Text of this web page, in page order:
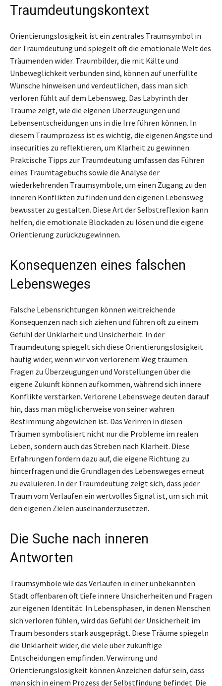
Traumdeutungskontext
Orientierungslosigkeit ist ein zentrales Traumsymbol in
der Traumdeutung und spiegelt oft die emotionale Welt des
Träumenden wider. Traumbilder, die mit Kälte und
Unbeweglichkeit verbunden sind, können auf unerfüllte
Wünsche hinweisen und verdeutlichen, dass man sich
verloren fühlt auf dem Lebensweg. Das Labyrinth der
Träume zeigt, wie die eigenen Überzeugungen und
Lebensentscheidungen uns in die Irre führen können. In
diesem Traumprozess ist es wichtig, die eigenen Ängste und
insecurities zu reflektieren, um Klarheit zu gewinnen.
Praktische Tipps zur Traumdeutung umfassen das Führen
eines Traumtagebuchs sowie die Analyse der
wiederkehrenden Traumsymbole, um einen Zugang zu den
inneren Konflikten zu finden und den eigenen Lebensweg
bewusster zu gestalten. Diese Art der Selbstreflexion kann
helfen, die emotionale Blockaden zu lösen und die eigene
Orientierung zurückzugewinnen.
Konsequenzen eines falschen
Lebensweges
Falsche Lebensrichtungen können weitreichende
Konsequenzen nach sich ziehen und führen oft zu einem
Gefühl der Unklarheit und Unsicherheit. In der
Traumdeutung spiegelt sich diese Orientierungslosigkeit
häufig wider, wenn wir von verlorenem Weg träumen.
Fragen zu Überzeugungen und Vorstellungen über die
eigene Zukunft können aufkommen, während sich innere
Konflikte verstärken. Verlorene Lebenswege deuten darauf
hin, dass man möglicherweise von seiner wahren
Bestimmung abgewichen ist. Das Verirren in diesen
Träumen symbolisiert nicht nur die Probleme im realen
Leben, sondern auch das Streben nach Klarheit. Diese
Erfahrungen fordern dazu auf, die eigene Richtung zu
hinterfragen und die Grundlagen des Lebensweges erneut
zu evaluieren. In der Traumdeutung zeigt sich, dass jeder
Traum vom Verlaufen ein wertvolles Signal ist, um sich mit
den eigenen Zielen auseinanderzusetzen.
Die Suche nach inneren
Antworten
Traumsymbole wie das Verlaufen in einer unbekannten
Stadt offenbaren oft tiefe innere Unsicherheiten und Fragen
zur eigenen Identität. In Lebensphasen, in denen Menschen
sich verloren fühlen, wird das Gefühl der Unsicherheit im
Traum besonders stark ausgeprägt. Diese Träume spiegeln
die Unklarheit wider, die viele über zukünftige
Entscheidungen empfinden. Verwirrung und
Orientierungslosigkeit können Anzeichen dafür sein, dass
man sich in einem Prozess der Selbstfindung befindet. Die